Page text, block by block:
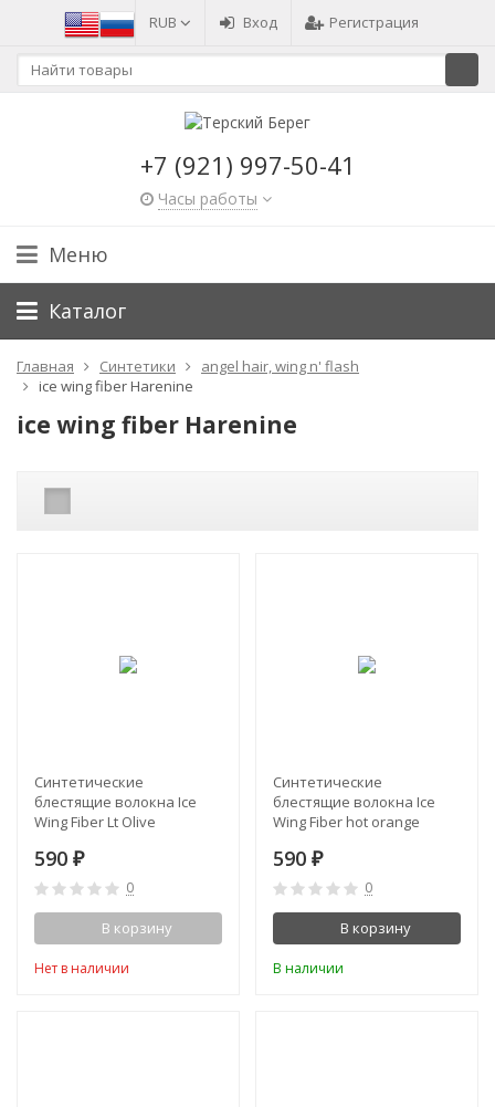
RUB Вход Регистрация
+7 (921) 997-50-41
Часы работы
Меню
Каталог
Главная Синтетики
angel hair, wing n' flash
ice wing fiber Harenine
ice wing fiber Harenine
Синтетические
блестящие волокна Ice
Wing Fiber Lt Olive
590 ₽
0
В корзину
Нет в наличии
Синтетические
блестящие волокна Ice
Wing Fiber hot orange
590 ₽
0
В корзину
В наличии